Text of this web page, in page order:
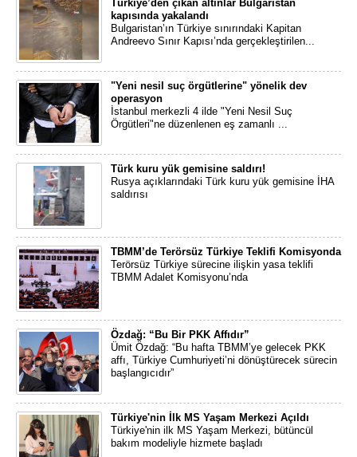
Türkiye’den çıkan altınlar Bulgaristan
kapısında yakalandı
Bulgaristan’ın Türkiye sınırındaki Kapitan
Andreevo Sınır Kapısı’nda gerçekleştirilen...
"Yeni nesil suç örgütlerine" yönelik dev
operasyon
İstanbul merkezli 4 ilde "Yeni Nesil Suç
Örgütleri"ne düzenlenen eş zamanlı ...
Türk kuru yük gemisine saldırı!
Rusya açıklarındaki Türk kuru yük gemisine İHA
saldırısı
TBMM’de Terörsüz Türkiye Teklifi Komisyonda
Terörsüz Türkiye sürecine ilişkin yasa teklifi
TBMM Adalet Komisyonu’nda
Özdağ: “Bu Bir PKK Affıdır”
Ümit Özdağ: “Bu hafta TBMM’ye gelecek PKK
affı, Türkiye Cumhuriyeti’ni dönüştürecek sürecin
başlangıcıdır”
Türkiye'nin İlk MS Yaşam Merkezi Açıldı
Türkiye'nin ilk MS Yaşam Merkezi, bütüncül
bakım modeliyle hizmete başladı